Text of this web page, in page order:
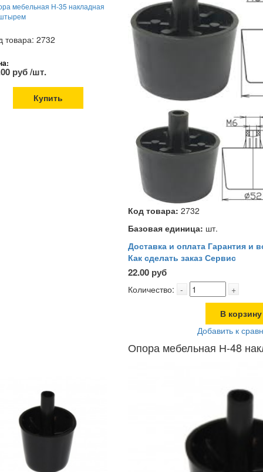
мебельная Н-35 накладная
товара: 2732
руб /шт.
Купить
Код товара: 2732
Базовая единица: шт.
Доставка и оплата Гарантия и
Как сделать заказ Сервис
22.00 руб
Количество: - +
В корзину
Добавить к
Опора мебельная Н-48